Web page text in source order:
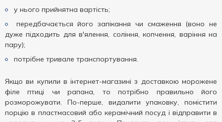
у нього прийнятна вартість;
передбачається його запікання чи смаження (воно не
дуже підходить для в'ялення, соління, копчення, варіння на
пару);
потрібне тривале транспортування.
Якщо ви купили в інтернет-магазині з доставкою морожене
філе птиці чи рапана, то потрібно правильно його
розморожувати. По-перше, видалити упаковку, помістити
порцію в пластмасовий або керамічний посуд і відправити в